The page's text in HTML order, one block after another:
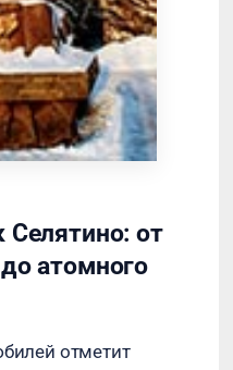
Селятино: от
атомного
отметит